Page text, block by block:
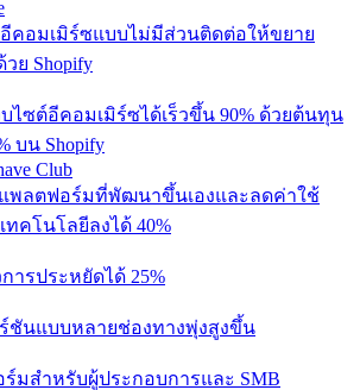
คอมเมิร์ซแบบไม่มีส่วนติดต่อให้ขยาย
วย Shopify
บไซต์อีคอมเมิร์ซได้เร็วขึ้น 90% ด้วยต้นทุน
บน Shopify
Club
พลตฟอร์มที่พัฒนาขึ้นเองและลดค่าใช้
ทคโนโลยีลงได้ 40%
การประหยัดได้ 25%
ชันแบบหลายช่องทางพุ่งสูงขึ้น
มสำหรับผู้ประกอบการและ SMB